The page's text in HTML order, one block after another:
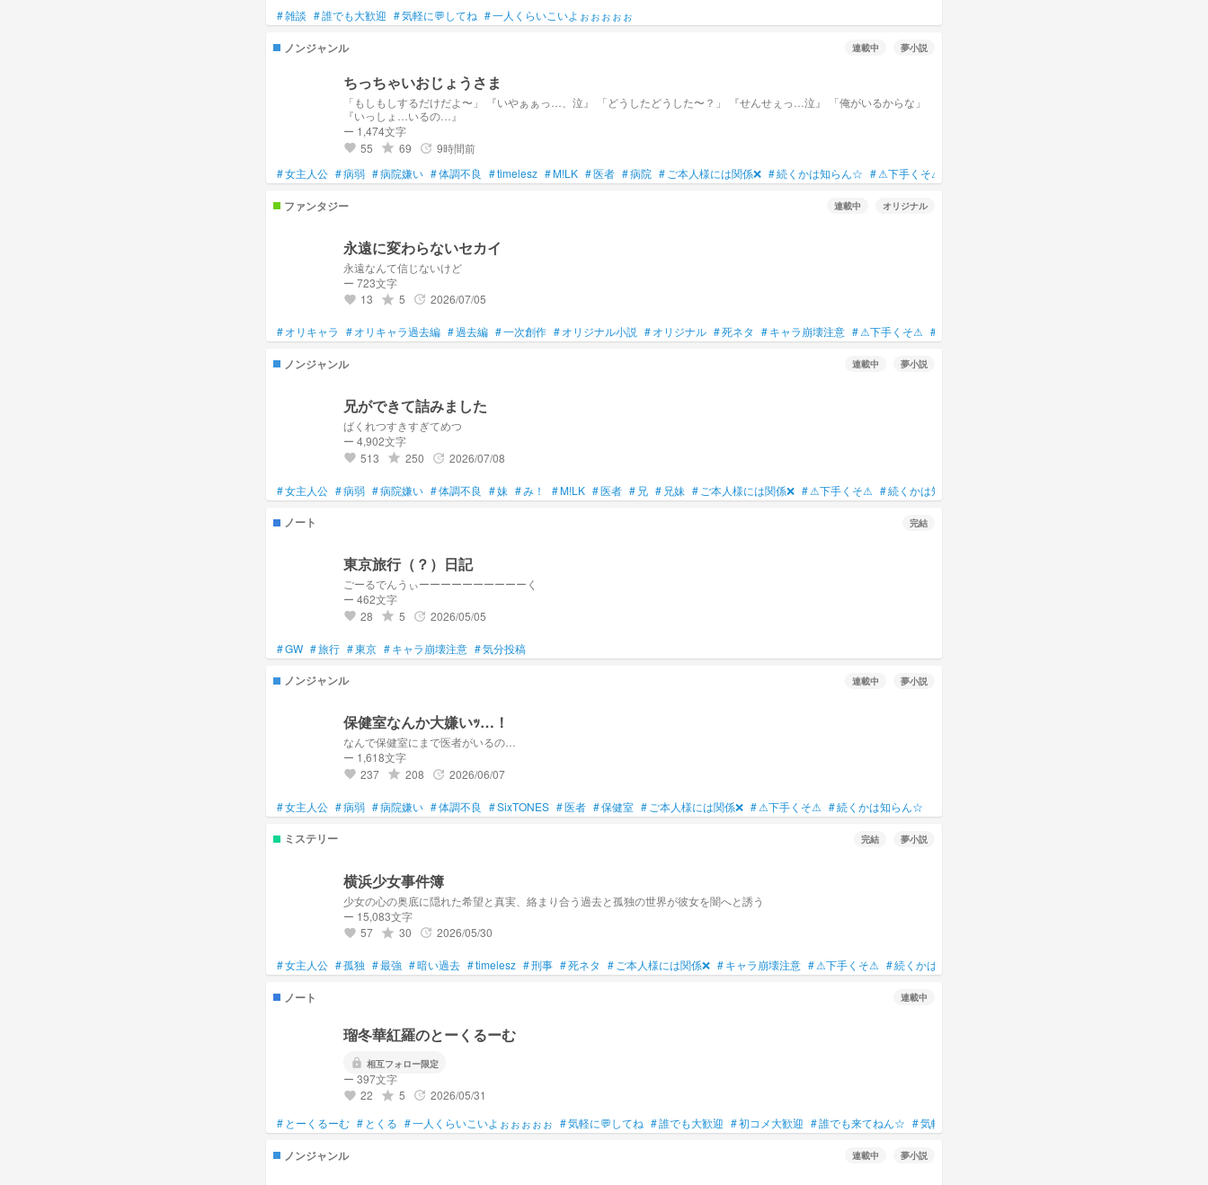
user/2f7f1c+
ししょーはししょー 🌸🪞
user/TZVWqw+
幼馴染のスミねえ 🎲🪭
むぎちゃ 🌱🍃🪽
めぐちゃん！
user/R53aJ8+
夏妃ちゃん！
納豆マメちゃん！
FN Future、るーちゃんず
#銀翠パーティーの見習い、とわち
#沙倉教の信徒No.1
#雑談 #誰でも大歓迎 #気軽に💬してね #一人くらいこいよぉぉぉぉぉ
ノンジャンル 連載中 夢小説
ちっちゃいおじょうさま
「もしもしするだけだよ〜」 『いやぁぁっ…、泣』 「どうしたどうした〜？」 『せんせぇっ…泣』 「俺がいるからな」
『いっしょ…いるの…』
ー 1,474文字
favorite 55 grade 69 update 9時間前
#女主人公 #病弱 #病院嫌い #体調不良 #timelesz #M!LK #医者 #病院 # ご本人様には関係❌ #続くかは知らん☆ #⚠下手くそ⚠
ファンタジー 連載中 オリジナル
永遠に変わらないセカイ
永遠なんて信じないけど
ー 723文字
favorite 13 grade 5 update 2026/07/05
#オリキャラ #オリキャラ過去編 #過去編 #一次創作 #オリジナル小説 #オリジナル #死ネタ #キャラ崩壊注意 #⚠下手くそ⚠ #
ノンジャンル 連載中 夢小説
兄ができて詰みました
ばくれつすきすぎてめつ
ー 4,902文字
favorite 513 grade 250 update 2026/07/08
#女主人公 #病弱 #病院嫌い #体調不良 #妹 #み！ #M!LK #医者 # 兄 # 兄妹 # ご本人様には関係❌ #⚠下手くそ⚠ #続くかは知らん☆
ノート 完結
東京旅行（？）日記
ごーるでんうぃーーーーーーーーーーく
ー 462文字
favorite 28 grade 5 update 2026/05/05
#GW #旅行 #東京 #キャラ崩壊注意 #気分投稿
ノンジャンル 連載中 夢小説
保健室なんか大嫌いｯ…！
なんで保健室にまで医者がいるの…
ー 1,618文字
favorite 237 grade 208 update 2026/06/07
#女主人公 #病弱 #病院嫌い #体調不良 #SixTONES #医者 #保健室 # ご本人様には関係❌ #⚠下手くそ⚠ #続くかは知らん☆
ミステリー 完結 夢小説
横浜少女事件簿
少女の心の奥底に隠れた希望と真実、絡まり合う過去と孤独の世界が彼女を闇へと誘う
ー 15,083文字
favorite 57 grade 30 update 2026/05/30
#女主人公 #孤独 #最強 #暗い過去 #timelesz #刑事 #死ネタ # ご本人様には関係❌ #キャラ崩壊注意 #⚠下手くそ⚠ #続くかは知らん☆
ノート 連載中
瑠冬華紅羅のとーくるーむ
lock 相互フォロー限定
ー 397文字
favorite 22 grade 5 update 2026/05/31
# とーくるーむ # とくる #一人くらいこいよぉぉぉぉぉ #気軽に💬してね #誰でも大歓迎 #初コメ大歓迎 #誰でも来てねん☆ #気軽にコメントして～！
ノンジャンル 連載中 夢小説